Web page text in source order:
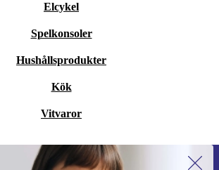
Elcykel
Spelkonsoler
Hushållsprodukter
Kök
Vitvaror